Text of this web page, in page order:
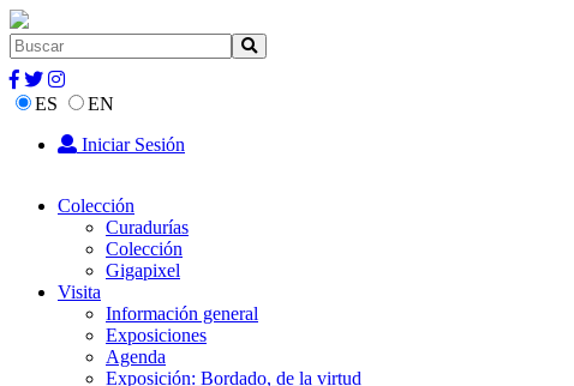
ES
EN
Iniciar Sesión
Colección
Curadurías
Colección
Gigapixel
Visita
Información general
Exposiciones
Agenda
Exposición: Bordado, de la virtud